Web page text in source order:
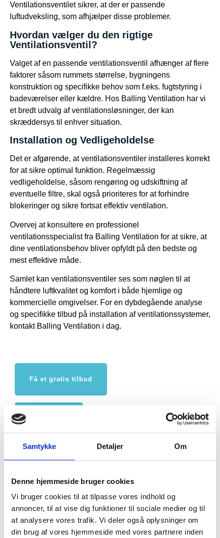
Samtykke Detaljer Om
Denne hjemmeside bruger cookies
Vi bruger cookies til at tilpasse vores indhold og
annoncer, til at vise dig funktioner til sociale medier og til
at analysere vores trafik. Vi deler også oplysninger om
din brug af vores hjemmeside med vores partnere inden
Ventilationsventilet sikrer, at der er passende
luftudveksling, som afhjælper disse problemer.
Hvordan vælger du den rigtige
Ventilationsventil?
Valget af en passende ventilationsventil afhænger af flere
faktorer såsom rummets størrelse, bygningens
konstruktion og specifikke behov som f.eks. fugtstyring i
badeværelser eller kældre. Hos Balling Ventilation har vi
et bredt udvalg af ventilationsløsninger, der kan
skræddersys til enhver situation.
Installation og Vedligeholdelse
Det er afgørende, at ventilationsventiler installeres korrekt
for at sikre optimal funktion. Regelmæssig
vedligeholdelse, såsom rengøring og udskiftning af
eventuelle filtre, skal også prioriteres for at forhindre
blokeringer og sikre fortsat effektiv ventilation.
Overvej at konsultere en professionel
ventilationsspecialist fra Balling Ventilation for at sikre, at
dine ventilationsbehov bliver opfyldt på den bedste og
mest effektive måde.
Samlet kan ventilationsventiler ses som nøglen til at
håndtere luftkvalitet og komfort i både hjemlige og
kommercielle omgivelser. For en dybdegående analyse
og specifikke tilbud på installation af ventilationssystemer,
kontakt Balling Ventilation i dag.
Få et gratis tilbud
Montering af ventilationsanlæg
Vælg duka flexslange isoleret til
sund ventilation